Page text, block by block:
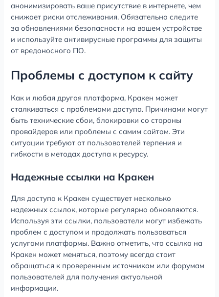
анонимизировать ваше присутствие в интернете, чем
снижает риски отслеживания. Обязательно следите
за обновлениями безопасности на вашем устройстве
и используйте антивирусные программы для защиты
от вредоносного ПО.
Проблемы с доступом к сайту
Как и любая другая платформа, Кракен может
сталкиваться с проблемами доступа. Причинами могут
быть технические сбои, блокировки со стороны
провайдеров или проблемы с самим сайтом. Эти
ситуации требуют от пользователей терпения и
гибкости в методах доступа к ресурсу.
Надежные ссылки на Кракен
Для доступа к Кракен существует несколько
надежных ссылок, которые регулярно обновляются.
Используя эти ссылки, пользователи могут избежать
проблем с доступом и продолжать пользоваться
услугами платформы. Важно отметить, что ссылка на
Кракен может меняться, поэтому всегда стоит
обращаться к проверенным источникам или форумам
пользователей для получения актуальной
информации.